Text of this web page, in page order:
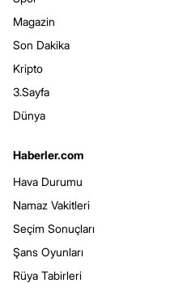
Magazin
Son Dakika
Kripto
3.Sayfa
Dünya
Haberler.com
Hava Durumu
Namaz Vakitleri
Seçim Sonuçları
Şans Oyunları
Rüya Tabirleri